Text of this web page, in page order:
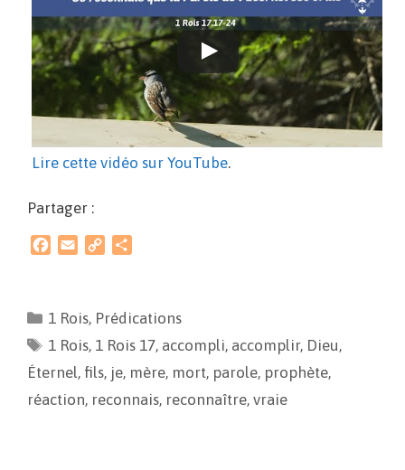
Lire cette vidéo sur YouTube.
Partager :
b
o
l
L
i
n
k
a
g
1 Rois, Prédications
1 Rois, 1 Rois 17, accompli, accomplir, Dieu,
Éternel, fils, je, mère, mort, parole, prophète,
réaction, reconnais, reconnaître, vraie